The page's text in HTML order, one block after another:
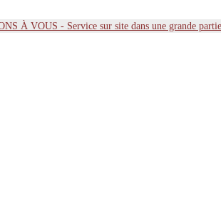
À VOUS - Service sur site dans une grande